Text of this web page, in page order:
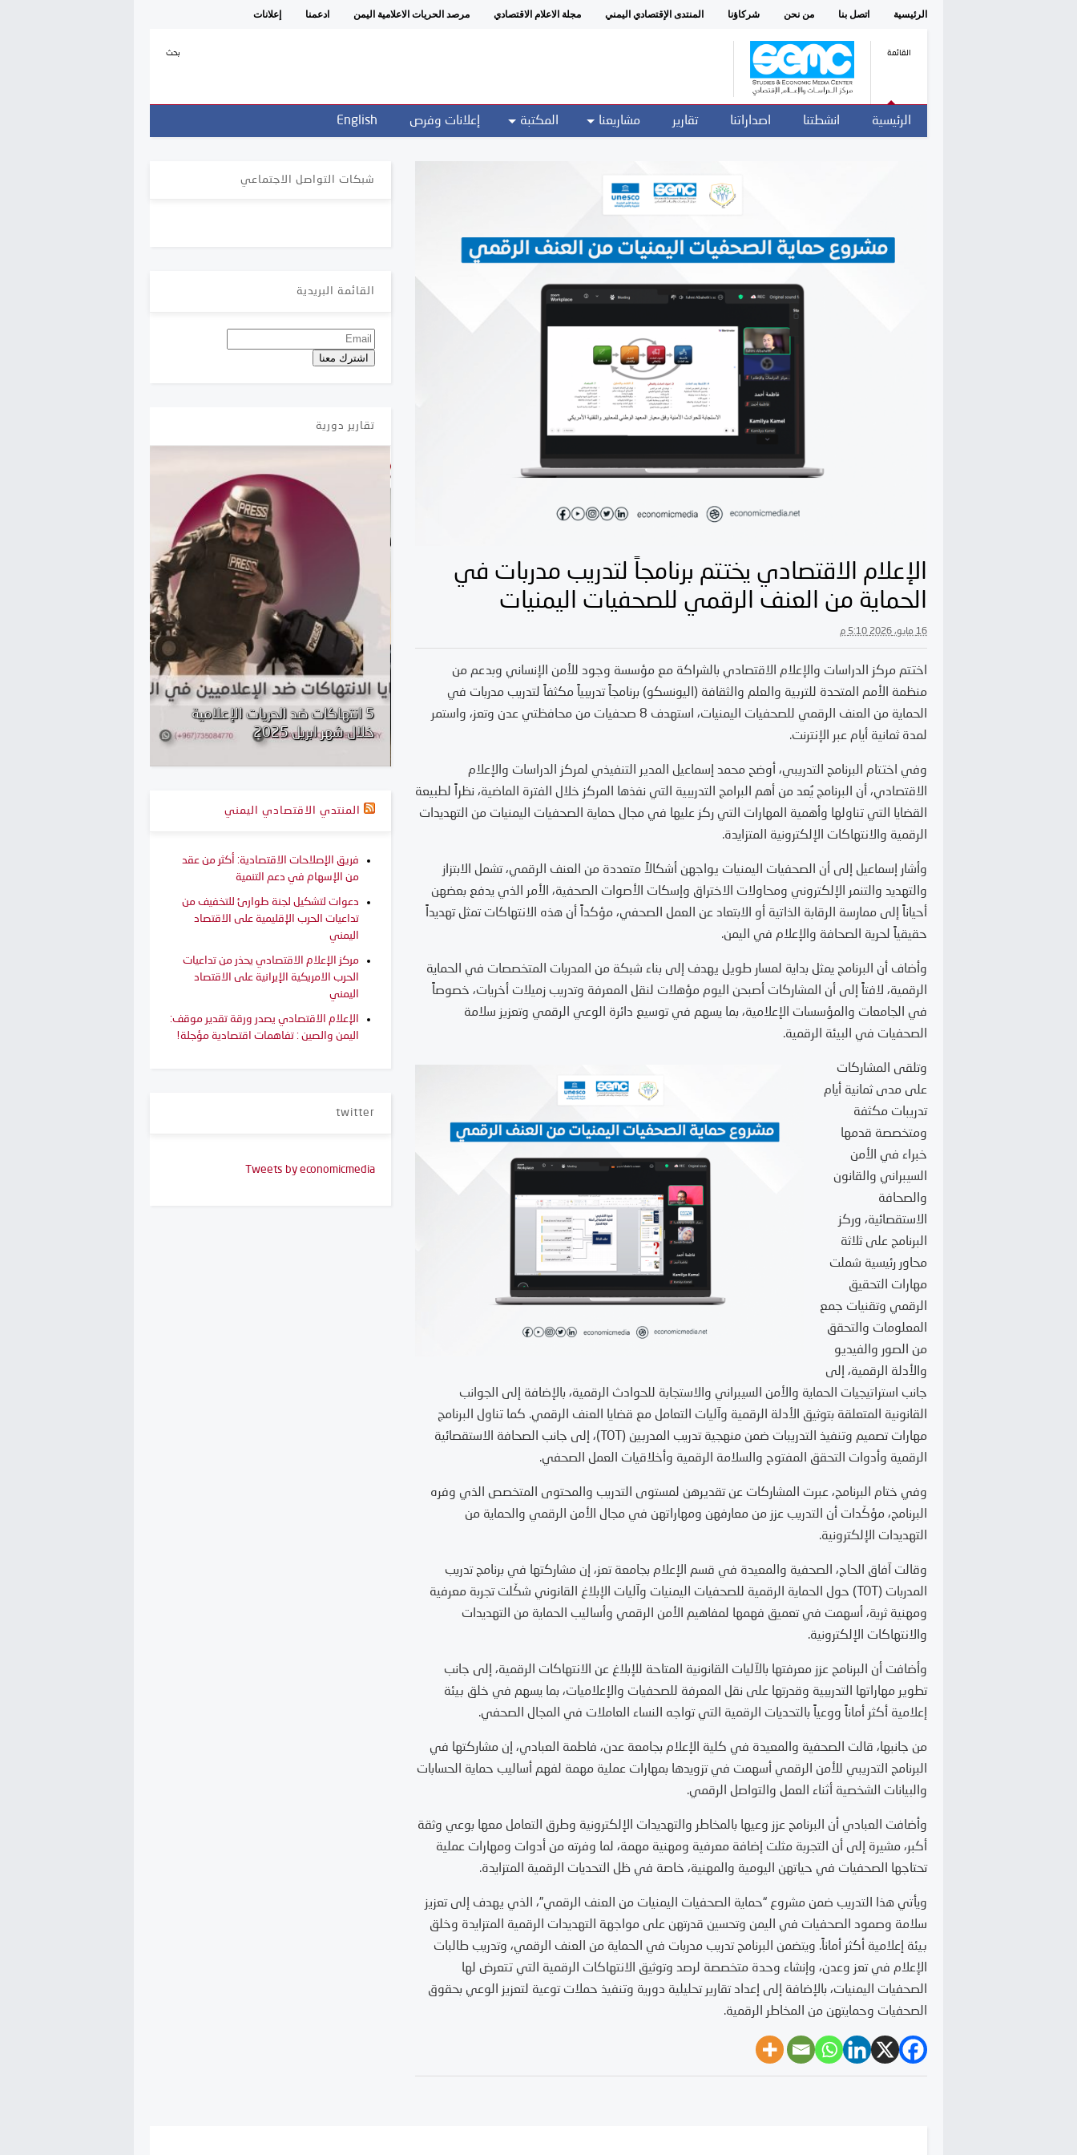
الرئيسية اتصل بنا من نحن شركاؤنا المنتدى الإقتصادي اليمني مجلة الاعلام الاقتصادي مرصد الحريات الاعلامية اليمن ادعمنا إعلانات
القائمة بحث
الرئيسية انشطتنا اصداراتنا تقارير مشاريعنا المكتبة إعلانات وفرص English
الإعلام الاقتصادي يختتم برنامجاً لتدريب مدربات في
الحماية من العنف الرقمي للصحفيات اليمنيات
16 مايو، 2026 5:10 م
اختتم مركز الدراسات والإعلام الاقتصادي بالشراكة مع مؤسسة وجود للأمن الإنساني وبدعم من
منظمة الأمم المتحدة للتربية والعلم والثقافة (اليونسكو) برنامجاً تدريبياً مكثفاً لتدريب مدربات في
الحماية من العنف الرقمي للصحفيات اليمنيات، استهدف 8 صحفيات من محافظتي عدن وتعز، واستمر
لمدة ثمانية أيام عبر الإنترنت.
وفي اختتام البرنامج التدريبي، أوضح محمد إسماعيل المدير التنفيذي لمركز الدراسات والإعلام
الاقتصادي، أن البرنامج يُعد من أهم البرامج التدريبية التي نفذها المركز خلال الفترة الماضية، نظراً لطبيعة
القضايا التي تناولها وأهمية المهارات التي ركز عليها في مجال حماية الصحفيات اليمنيات من التهديدات
الرقمية والانتهاكات الإلكترونية المتزايدة.
وأشار إسماعيل إلى أن الصحفيات اليمنيات يواجهن أشكالاً متعددة من العنف الرقمي، تشمل الابتزاز
والتهديد والتنمر الإلكتروني ومحاولات الاختراق وإسكات الأصوات الصحفية، الأمر الذي يدفع بعضهن
أحياناً إلى ممارسة الرقابة الذاتية أو الابتعاد عن العمل الصحفي، مؤكداً أن هذه الانتهاكات تمثل تهديداً
حقيقياً لحرية الصحافة والإعلام في اليمن.
وأضاف أن البرنامج يمثل بداية لمسار طويل يهدف إلى بناء شبكة من المدربات المتخصصات في الحماية
الرقمية، لافتاً إلى أن المشاركات أصبحن اليوم مؤهلات لنقل المعرفة وتدريب زميلات أخريات، خصوصاً
في الجامعات والمؤسسات الإعلامية، بما يسهم في توسيع دائرة الوعي الرقمي وتعزيز سلامة
الصحفيات في البيئة الرقمية.
وتلقى المشاركات
على مدى ثمانية أيام
تدريبات مكثفة
ومتخصصة قدمها
خبراء في الأمن
السيبراني والقانون
والصحافة
الاستقصائية، وركز
البرنامج على ثلاثة
محاور رئيسية شملت
مهارات التحقيق
الرقمي وتقنيات جمع
المعلومات والتحقق
من الصور والفيديو
والأدلة الرقمية، إلى
جانب استراتيجيات الحماية والأمن السيبراني والاستجابة للحوادث الرقمية، بالإضافة إلى الجوانب
القانونية المتعلقة بتوثيق الأدلة الرقمية وآليات التعامل مع قضايا العنف الرقمي. كما تناول البرنامج
مهارات تصميم وتنفيذ التدريبات ضمن منهجية تدريب المدربين (TOT)، إلى جانب الصحافة الاستقصائية
الرقمية وأدوات التحقق المفتوح والسلامة الرقمية وأخلاقيات العمل الصحفي.
وفي ختام البرنامج، عبرت المشاركات عن تقديرهن لمستوى التدريب والمحتوى المتخصص الذي وفره
البرنامج، مؤكّدات أن التدريب عزز من معارفهن ومهاراتهن في مجال الأمن الرقمي والحماية من
التهديدات الإلكترونية.
وقالت آفاق الحاج، الصحفية والمعيدة في قسم الإعلام بجامعة تعز، إن مشاركتها في برنامج تدريب
المدربات (TOT) حول الحماية الرقمية للصحفيات اليمنيات وآليات الإبلاغ القانوني شكّلت تجربة معرفية
ومهنية ثرية، أسهمت في تعميق فهمها لمفاهيم الأمن الرقمي وأساليب الحماية من التهديدات
والانتهاكات الإلكترونية.
وأضافت أن البرنامج عزز معرفتها بالآليات القانونية المتاحة للإبلاغ عن الانتهاكات الرقمية، إلى جانب
تطوير مهاراتها التدريبية وقدرتها على نقل المعرفة للصحفيات والإعلاميات، بما يسهم في خلق بيئة
إعلامية أكثر أماناً ووعياً بالتحديات الرقمية التي تواجه النساء العاملات في المجال الصحفي.
من جانبها، قالت الصحفية والمعيدة في كلية الإعلام بجامعة عدن، فاطمة العبادي، إن مشاركتها في
البرنامج التدريبي للأمن الرقمي أسهمت في تزويدها بمهارات عملية مهمة لفهم أساليب حماية الحسابات
والبيانات الشخصية أثناء العمل والتواصل الرقمي.
وأضافت العبادي أن البرنامج عزز وعيها بالمخاطر والتهديدات الإلكترونية وطرق التعامل معها بوعي وثقة
أكبر، مشيرة إلى أن التجربة مثلت إضافة معرفية ومهنية مهمة، لما وفرته من أدوات ومهارات عملية
تحتاجها الصحفيات في حياتهن اليومية والمهنية، خاصة في ظل التحديات الرقمية المتزايدة.
ويأتي هذا التدريب ضمن مشروع “حماية الصحفيات اليمنيات من العنف الرقمي”، الذي يهدف إلى تعزيز
سلامة وصمود الصحفيات في اليمن وتحسين قدرتهن على مواجهة التهديدات الرقمية المتزايدة وخلق
بيئة إعلامية أكثر أماناً. ويتضمن البرنامج تدريب مدربات في الحماية من العنف الرقمي، وتدريب طالبات
الإعلام في تعز وعدن، وإنشاء وحدة متخصصة لرصد وتوثيق الانتهاكات الرقمية التي تتعرض لها
الصحفيات اليمنيات، بالإضافة إلى إعداد تقارير تحليلية دورية وتنفيذ حملات توعية لتعزيز الوعي بحقوق
الصحفيات وحمايتهن من المخاطر الرقمية.
شبكات التواصل الاجتماعي
القائمة البريدية
تقارير دورية
5 انتهاكات ضد الحريات الإعلامية
خلال شهر ابريل 2025
التقرير السنوي: الانتهاكات ضد
19 انتهاكات ضد الحريات الإعلامية
خلال شهر فبراير2025
المنتدي الاقتصادي اليمني
فريق الإصلاحات الاقتصادية: أكثر من عقد
من الإسهام في دعم التنمية
دعوات لتشكيل لجنة طوارئ للتخفيف من
تداعيات الحرب الإقليمية على الاقتصاد
اليمني
مركز الإعلام الاقتصادي يحذر من تداعيات
الحرب الامريكية الإيرانية على الاقتصاد
اليمني
الإعلام الاقتصادي يصدر ورقة تقدير موقف:
اليمن والصين : تفاهمات اقتصادية مؤجلة!
twitter
Tweets by economicmedia